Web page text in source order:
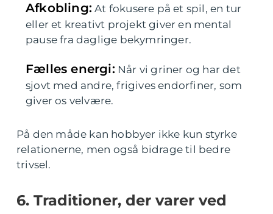
Afkobling: At fokusere på et spil, en tur
eller et kreativt projekt giver en mental
pause fra daglige bekymringer.
Fælles energi: Når vi griner og har det
sjovt med andre, frigives endorfiner, som
giver os velvære.
På den måde kan hobbyer ikke kun styrke
relationerne, men også bidrage til bedre
trivsel.
6. Traditioner, der varer ved